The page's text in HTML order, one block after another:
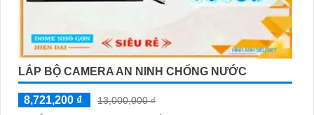
LẮP BỘ CAMERA AN NINH CHỐNG NƯỚC
8,721,200 ₫
13,000,000 ₫